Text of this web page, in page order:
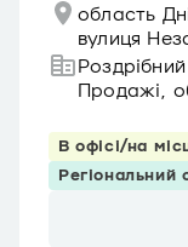
область
вулиця
Продажі,
В офісі/на
Регіональний